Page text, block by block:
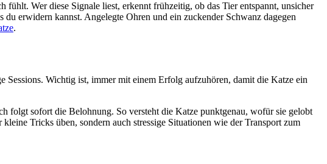
Wer diese Signale liest, erkennt frühzeitig, ob das Tier entspannt, unsicher
erwidern kannst. Angelegte Ohren und ein zuckender Schwanz dagegen
.
Wichtig ist, immer mit einem Erfolg aufzuhören, damit die Katze ein
folgt sofort die Belohnung. So versteht die Katze punktgenau, wofür sie gelobt
Tricks üben, sondern auch stressige Situationen wie der Transport zum